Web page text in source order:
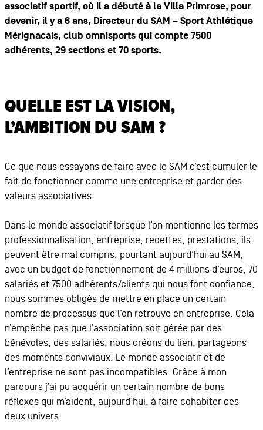
associatif sportif, où il a débuté à la Villa Primrose, pour
devenir, il y a 6 ans, Directeur du SAM – Sport Athlétique
Mérignacais, club omnisports qui compte 7500
adhérents, 29 sections et 70 sports.
QUELLE EST LA VISION,
L’AMBITION DU SAM ?
Ce que nous essayons de faire avec le SAM c’est cumuler le
fait de fonctionner comme une entreprise et garder des
valeurs associatives.
Dans le monde associatif lorsque l’on mentionne les termes
professionnalisation, entreprise, recettes, prestations, ils
peuvent être mal compris, pourtant aujourd’hui au SAM,
avec un budget de fonctionnement de 4 millions d’euros, 70
salariés et 7500 adhérents/clients qui nous font confiance,
nous sommes obligés de mettre en place un certain
nombre de processus que l’on retrouve en entreprise. Cela
n’empêche pas que l’association soit gérée par des
bénévoles, des salariés, nous créons du lien, partageons
des moments conviviaux. Le monde associatif et de
l’entreprise ne sont pas incompatibles. Grâce à mon
parcours j’ai pu acquérir un certain nombre de bons
réflexes qui m’aident, aujourd’hui, à faire cohabiter ces
deux univers.